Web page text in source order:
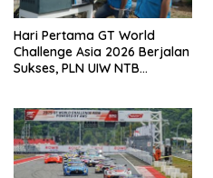
Hari Pertama GT World
Challenge Asia 2026 Berjalan
Sukses, PLN UIW NTB